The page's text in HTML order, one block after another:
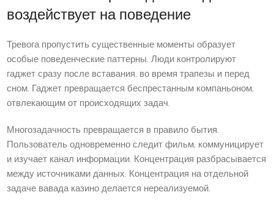
воздействует на поведение
Тревога пропустить существенные моменты образует
особые поведенческие паттерны. Люди контролируют
гаджет сразу после вставания, во время трапезы и перед
сном. Гаджет превращается беспрестанным компаньоном,
отвлекающим от происходящих задач.
Многозадачность превращается в правило бытия.
Пользователь одновременно следит фильм, коммуницирует
и изучает канал информации. Концентрация разбрасывается
между источниками данных. Концентрация на отдельной
задаче вавада казино делается нереализуемой.